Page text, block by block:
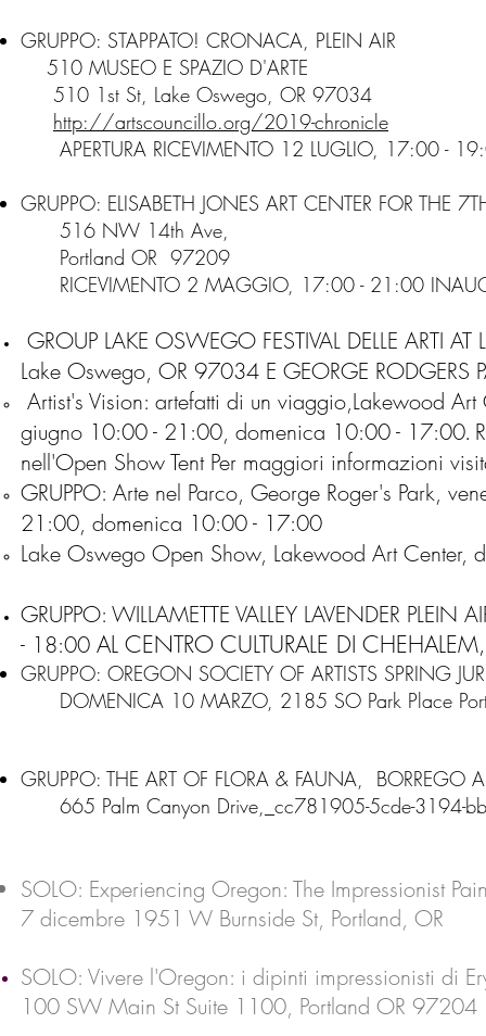
GRUPPO: STAPPATO! CRONACA, PLEIN AIR
510 MUSEO E SPAZIO D'ARTE
510 1st St, Lake Oswego, OR 97034
http://artscouncillo.org/2019-chronicle
APERTURA RICEVIMENTO 12 LUGLIO, 17:00 -
GRUPPO: ELISABETH JONES ART CENTER FOR THE
516 NW 14th Ave,
Portland OR 97209
RICEVIMENTO 2 MAGGIO, 17:00 - 21:00
GROUP LAKE OSWEGO FESTIVAL DELLE ARTI AT
Lake Oswego, OR 97034 E GEORGE RODGERS
Artist's Vision: artefatti di un viaggio,Lakewood
giugno 10:00 - 21:00, domenica 10:00 - 17:00.
nell'Open Show Tent Per maggiori informazioni
GRUPPO: Arte nel Parco, George Roger's Park,
21:00, domenica 10:00 - 17:00
Lake Oswego Open Show, Lakewood Art
GRUPPO: WILLAMETTE VALLEY LAVENDER
- 18:00 AL CENTRO CULTURALE DI
GRUPPO: OREGON SOCIETY OF ARTISTS SPRING
DOMENICA 10 MARZO, 2185 SO Park Place
GRUPPO: THE ART OF FLORA & FAUNA, BORREGO
665 Palm Canyon Drive,_cc781905-5cde-3194-
SOLO: Experiencing Oregon: The Impressionist
7 dicembre 1951 W Burnside St, Portland, OR
SOLO: Vivere l'Oregon: i dipinti impressionisti di
100 SW Main St Suite 1100, Portland OR 97204